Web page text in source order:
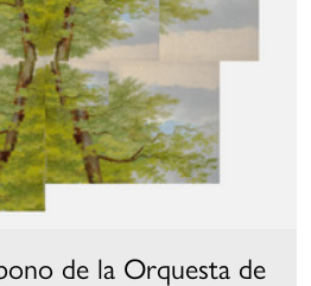
de la Orquesta de